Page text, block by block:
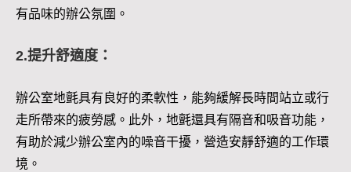
有品味的辦公氛圍。
2.提升舒適度：
辦公室地氈具有良好的柔軟性，能夠緩解長時間站立或行
走所帶來的疲勞感。此外，地氈還具有隔音和吸音功能，
有助於減少辦公室內的噪音干擾，營造安靜舒適的工作環
境。